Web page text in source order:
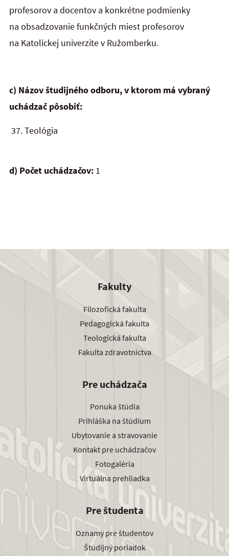
profesorov a docentov a konkrétne podmienky
na obsadzovanie funkčných miest profesorov
na Katolíckej univerzite v Ružomberku.
c) Názov študijného odboru, v ktorom má vybraný
uchádzač pôsobiť:
37.Teológia
d) Počet uchádzačov: 1
Fakulty
Filozofická fakulta
Pedagogická fakulta
Teologická fakulta
Fakulta zdravotníctva
Pre uchádzača
Ponuka štúdia
Prihláška na štúdium
Ubytovanie a stravovanie
Kontakt pre uchádzačov
Fotogaléria
Virtuálna prehliadka
Pre študenta
Oznamy pre študentov
Študijný poriadok